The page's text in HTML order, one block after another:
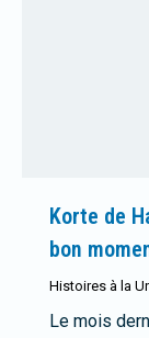
Korte de
bon
Histoires à la
Le mois